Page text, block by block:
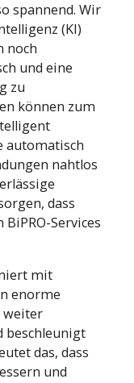
spannend. Wir
(KI)
noch
und eine
zu
können zum
automatisch
nahtlos
dass
Services
mit
enorme
weiter
beschleunigt
das, dass
und